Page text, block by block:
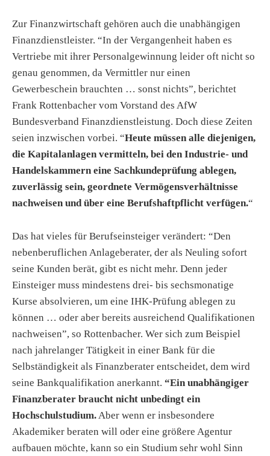
Zur Finanzwirtschaft gehören auch die unabhängigen
Finanzdienstleister. “In der Vergangenheit haben es
Vertriebe mit ihrer Personalgewinnung leider oft nicht so
genau genommen, da Vermittler nur einen
Gewerbeschein brauchten … sonst nichts”, berichtet
Frank Rottenbacher vom Vorstand des AfW
Bundesverband Finanzdienstleistung. Doch diese Zeiten
seien inzwischen vorbei. “Heute müssen alle diejenigen,
die Kapitalanlagen vermitteln, bei den Industrie- und
Handelskammern eine Sachkundeprüfung ablegen,
zuverlässig sein, geordnete Vermögensverhältnisse
nachweisen und über eine Berufshaftpflicht verfügen.“
Das hat vieles für Berufseinsteiger verändert: “Den
nebenberuflichen Anlageberater, der als Neuling sofort
seine Kunden berät, gibt es nicht mehr. Denn jeder
Einsteiger muss mindestens drei- bis sechsmonatige
Kurse absolvieren, um eine IHK-Prüfung ablegen zu
können … oder aber bereits ausreichend Qualifikationen
nachweisen”, so Rottenbacher. Wer sich zum Beispiel
nach jahrelanger Tätigkeit in einer Bank für die
Selbständigkeit als Finanzberater entscheidet, dem wird
seine Bankqualifikation anerkannt. “Ein unabhängiger
Finanzberater braucht nicht unbedingt ein
Hochschulstudium. Aber wenn er insbesondere
Akademiker beraten will oder eine größere Agentur
aufbauen möchte, kann so ein Studium sehr wohl Sinn